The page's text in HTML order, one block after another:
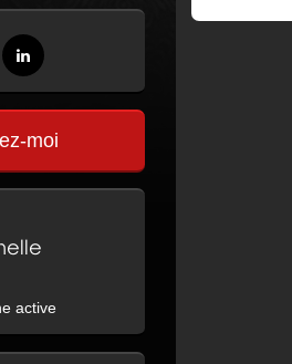
moi
active